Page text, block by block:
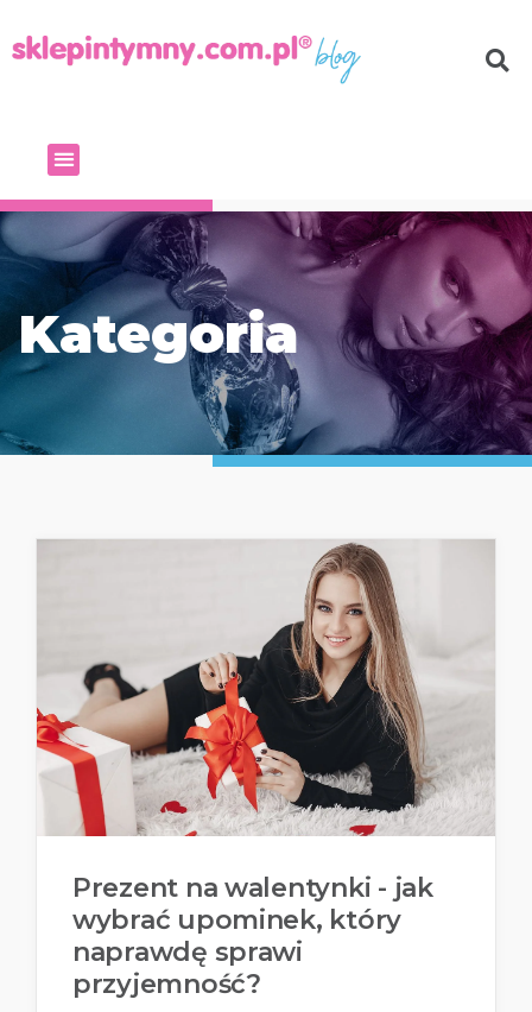
Kategoria
Prezent na walentynki - jak
wybrać upominek, który
naprawdę sprawi
przyjemność?